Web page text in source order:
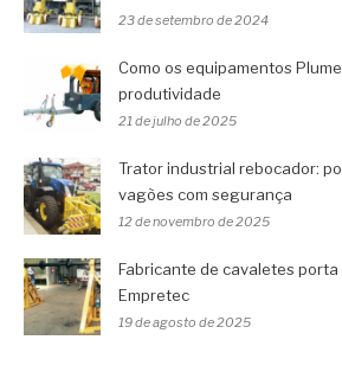
23 de setembro de 2024
Como os equipamentos
produtividade
21 de julho de 2025
Trator industrial rebocador:
vagões com segurança
12 de novembro de 2025
Fabricante de cavaletes
Empretec
19 de agosto de 2025